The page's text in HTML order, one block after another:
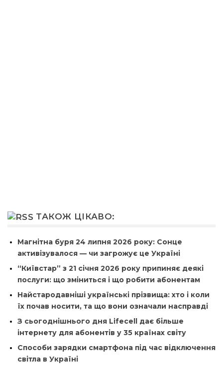
ТАКОЖ ЦІКАВО:
Магнітна буря 24 липня 2026 року: Сонце
активізувалося — чи загрожує це Україні
“Київстар” з 21 січня 2026 року припиняє деякі
послуги: що зміниться і що робити абонентам
Найстародавніші українські прізвища: хто і коли
їх почав носити, та що вони означали насправді
З сьогоднішнього дня Lifecell дає більше
інтернету для абонентів у 35 країнах світу
Способи зарядки смартфона під час відключення
світла в Україні